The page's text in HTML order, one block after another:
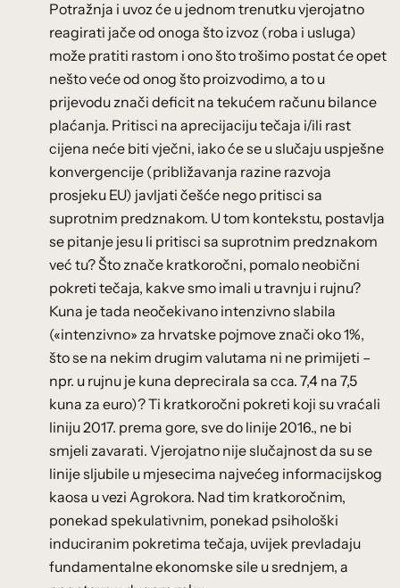
Potražnja i uvoz će u jednom trenutku vjerojatno
reagirati jače od onoga što izvoz (roba i usluga)
može pratiti rastom i ono što trošimo postat će opet
nešto veće od onog što proizvodimo, a to u
prijevodu znači deficit na tekućem računu bilance
plaćanja. Pritisci na aprecijaciju tečaja i/ili rast
cijena neće biti vječni, iako će se u slučaju uspješne
konvergencije (približavanja razine razvoja
prosjeku EU) javljati češće nego pritisci sa
suprotnim predznakom. U tom kontekstu, postavlja
se pitanje jesu li pritisci sa suprotnim predznakom
već tu? Što znače kratkoročni, pomalo neobični
pokreti tečaja, kakve smo imali u travnju i rujnu?
Kuna je tada neočekivano intenzivno slabila
(«intenzivno» za hrvatske pojmove znači oko 1%,
što se na nekim drugim valutama ni ne primijeti –
npr. u rujnu je kuna deprecirala sa cca. 7,4 na 7,5
kuna za euro)? Ti kratkoročni pokreti koji su vraćali
liniju 2017. prema gore, sve do linije 2016., ne bi
smjeli zavarati. Vjerojatno nije slučajnost da su se
linije sljubile u mjesecima najvećeg informacijskog
kaosa u vezi Agrokora. Nad tim kratkoročnim,
ponekad spekulativnim, ponekad psihološki
induciranim pokretima tečaja, uvijek prevladaju
fundamentalne ekonomske sile u srednjem, a